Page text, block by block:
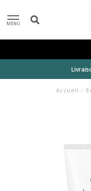
MENU
Accueil /